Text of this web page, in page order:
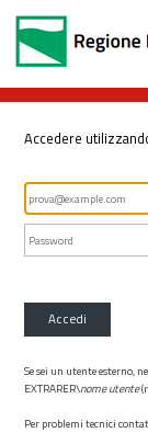
Accedere
Accedi
Se sei un utente esterno,
EXTRARER\nome utente
Per problemi tecnici